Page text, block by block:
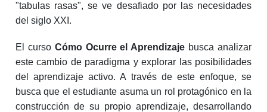
"tabulas rasas", se ve desafiado por las necesidades
del siglo XXI.
El curso Cómo Ocurre el Aprendizaje busca analizar
este cambio de paradigma y explorar las posibilidades
del aprendizaje activo. A través de este enfoque, se
busca que el estudiante asuma un rol protagónico en la
construcción de su propio aprendizaje, desarrollando